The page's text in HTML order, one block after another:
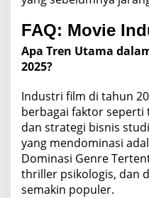
FAQ: Movie
Apa Tren Utama
2025?
Industri film di tahun
berbagai faktor seperti
dan strategi bisnis
yang mendominasi
Dominasi Genre
thriller psikologis, dan
semakin populer.